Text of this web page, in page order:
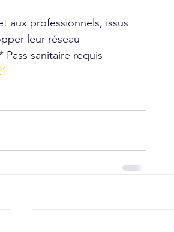
aux professionnels, issus
leur réseau
sanitaire requis